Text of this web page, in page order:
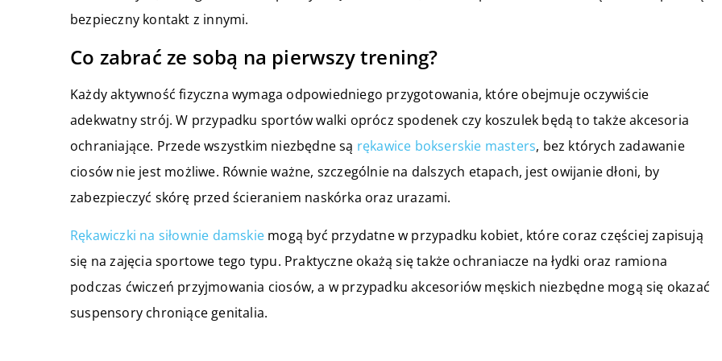
bezpieczny kontakt z innymi.
Co zabrać ze sobą na pierwszy trening?
Każdy aktywność fizyczna wymaga odpowiedniego przygotowania, które obejmuje oczywiście
adekwatny strój. W przypadku sportów walki oprócz spodenek czy koszulek będą to także akcesoria
ochraniające. Przede wszystkim niezbędne są rękawice bokserskie masters, bez których zadawanie
ciosów nie jest możliwe. Równie ważne, szczególnie na dalszych etapach, jest owijanie dłoni, by
zabezpieczyć skórę przed ścieraniem naskórka oraz urazami.
Rękawiczki na siłownie damskie mogą być przydatne w przypadku kobiet, które coraz częściej zapisują
się na zajęcia sportowe tego typu. Praktyczne okażą się także ochraniacze na łydki oraz ramiona
podczas ćwiczeń przyjmowania ciosów, a w przypadku akcesoriów męskich niezbędne mogą się okazać
suspensory chroniące genitalia.